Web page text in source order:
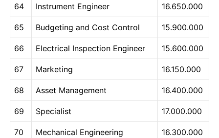
64 Instrument Engineer 16.650.000
65 Budgeting and Cost Control 15.900.000
66 Electrical Inspection Engineer 15.600.000
67 Marketing 16.150.000
68 Asset Management 16.400.000
69 Specialist 17.000.000
70 Mechanical Engineering 16.300.000